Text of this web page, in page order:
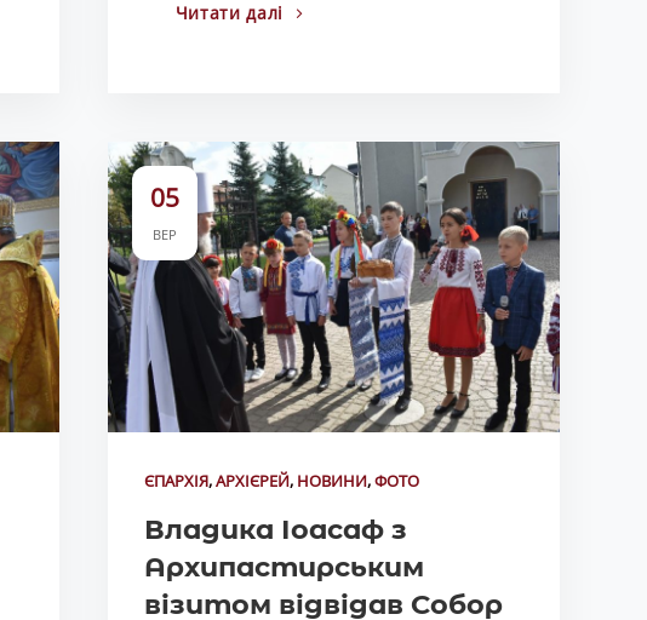
Читати далі
05
ВЕР
ЄПАРХІЯ,АРХІЄРЕЙ, НОВИНИ,ФОТО
Владика Іоасаф з
Архипастирським
візитом відвідав Собор